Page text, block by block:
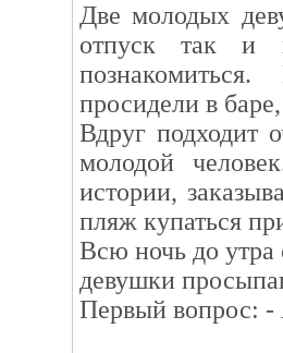
Две молодых
отпуск так и
просидели в
Вдруг подходит
молодой
истории,
пляж купаться
Всю ночь до
девушки
Первый вопрос: -